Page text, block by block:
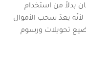
بدلاً من استخدام
لأنّه يعدّ سحب الأموال
تحويلات ورسوم